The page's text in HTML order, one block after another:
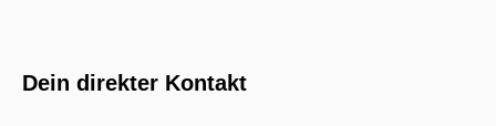
Dein direkter Kontakt